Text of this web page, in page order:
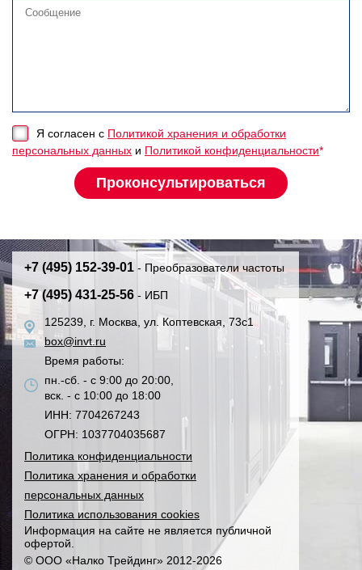
Я согласен с Политикой хранения и обработки
персональных данных и Политикой конфиденциальности*
+7 (495) 152-39-01 - Преобразователи частоты
+7 (495) 431-25-56 - ИБП
125239, г. Москва, ул. Коптевская, 73с1
box@invt.ru
Время работы:
пн.-сб. - с 9:00 до 20:00,
вск. - с 10:00 до 18:00
ИНН: 7704267243
ОГРН: 1037704035687
Политика конфиденциальности
Политика хранения и обработки
персональных данных
Политика использования cookies
Информация на сайте не является публичной
офертой.
© ООО «Налко Трейдинг» 2012-2026